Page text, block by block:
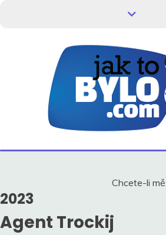
HISTORIE V
Chcete-li
2023
Agent Trockij